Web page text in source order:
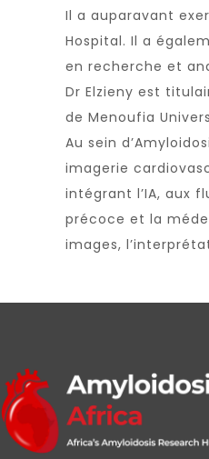
Il a auparavant
Hospital. Il a
en recherche et
Dr Elzieny est
de Menoufia
Au sein
imagerie
intégrant l’IA, aux
précoce et la
images,